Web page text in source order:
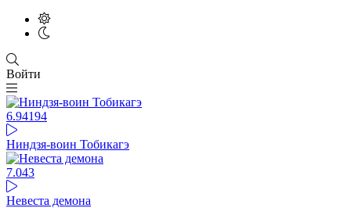
Войти
6.94194
Ниндзя-воин Тобикагэ
7.043
Невеста демона